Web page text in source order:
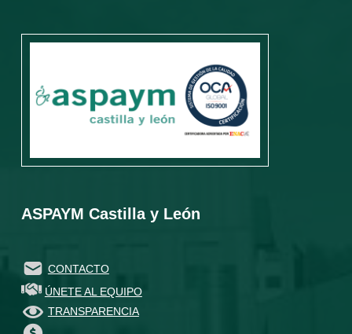
ASPAYM Castilla y León
CONTACTO
ÚNETE AL EQUIPO
TRANSPARENCIA